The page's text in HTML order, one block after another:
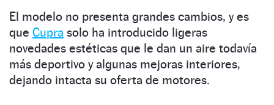
El modelo no presenta grandes cambios, y es
que Cupra solo ha introducido ligeras
novedades estéticas que le dan un aire todavía
más deportivo y algunas mejoras interiores,
dejando intacta su oferta de motores.